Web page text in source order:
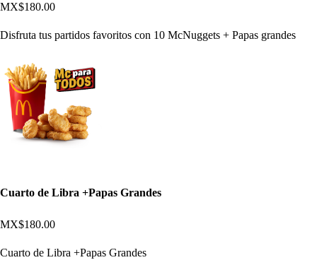
MX$180.00
Disfruta tus partidos favoritos con 10 McNuggets + Papas grandes
Cuarto de Libra +Papas Grandes
MX$180.00
Cuarto de Libra +Papas Grandes